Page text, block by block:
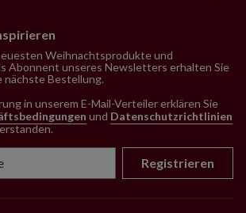
Weihnachtsprodukte und
Abonnent unseres Newsletters erhalten Sie
nächste Bestellung.
in unserem E-Mail-Verteiler erklären Sie
und Datenschutzrichtlinien
.
Registrieren